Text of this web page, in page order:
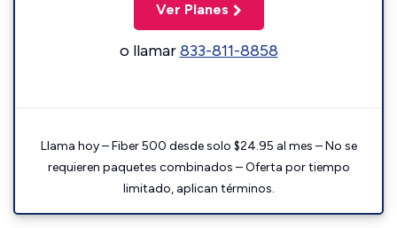
Ver Planes
o llamar833-811-8858
Llama hoy – Fiber 500 desde solo $24.95 al mes – No se
requieren paquetes combinados – Oferta por tiempo
limitado, aplican términos.